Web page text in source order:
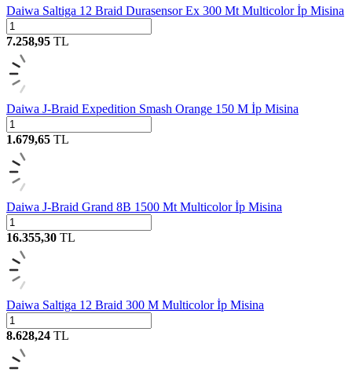
Daiwa Saltiga 12 Braid Durasensor Ex 300 Mt Multicolor İp Misina
7.258,95 TL
Daiwa J-Braid Expedition Smash Orange 150 M İp Misina
1.679,65 TL
Daiwa J-Braid Grand 8B 1500 Mt Multicolor İp Misina
16.355,30 TL
Daiwa Saltiga 12 Braid 300 M Multicolor İp Misina
8.628,24 TL